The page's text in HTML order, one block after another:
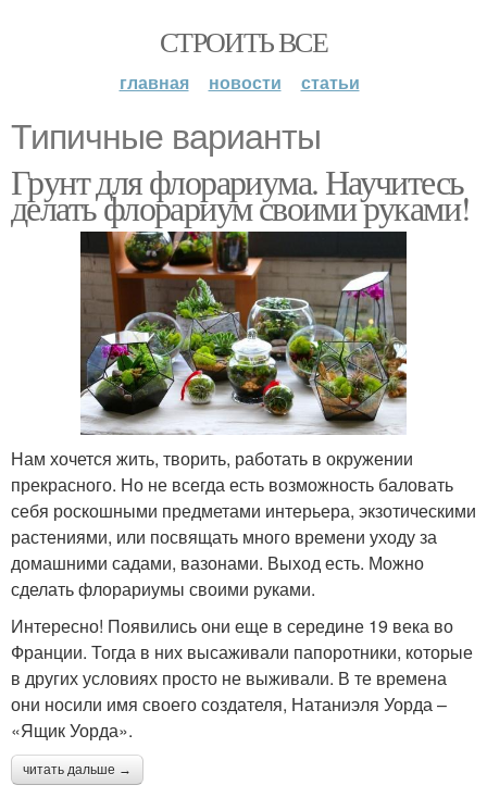
СТРОИТЬ ВСЕ
главная новости статьи
Типичные варианты
Грунт для флорариума. Научитесь
делать флорариум своими руками!
Нам хочется жить, творить, работать в окружении
прекрасного. Но не всегда есть возможность баловать
себя роскошными предметами интерьера, экзотическими
растениями, или посвящать много времени уходу за
домашними садами, вазонами. Выход есть. Можно
сделать флорариумы своими руками.
Интересно! Появились они еще в середине 19 века во
Франции. Тогда в них высаживали папоротники, которые
в других условиях просто не выживали. В те времена
они носили имя своего создателя, Натаниэля Уорда –
«Ящик Уорда».
читать дальше →